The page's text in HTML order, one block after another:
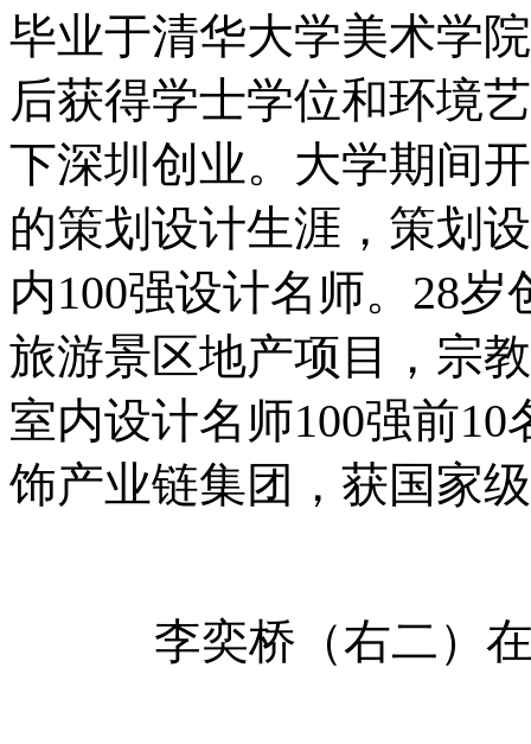
毕业于清华大学美术学
后获得学士学位和环境
下深圳创业。大学期间
的策划设计生涯，策划
内100强设计名师。 28岁
旅游景区地产项目，宗
室内设计名师100强前10
饰产业链集团，获国家
李奕桥（右二）